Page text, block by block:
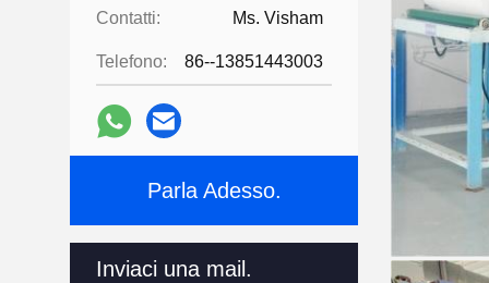
Contatti: Ms. Visham
Telefono: 86--13851443003
Parla Adesso.
Inviaci una mail.